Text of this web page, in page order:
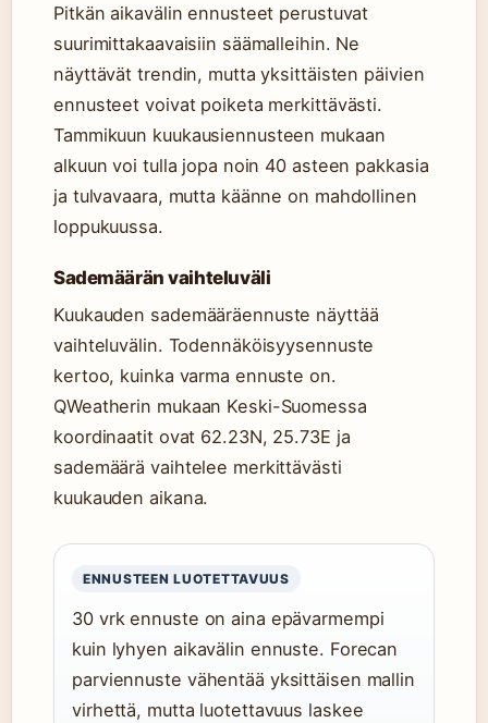
Pitkän aikavälin ennusteet perustuvat
suurimittakaavaisiin säämalleihin. Ne
näyttävät trendin, mutta yksittäisten päivien
ennusteet voivat poiketa merkittävästi.
Tammikuun kuukausiennusteen mukaan
alkuun voi tulla jopa noin 40 asteen pakkasia
ja tulvavaara, mutta käänne on mahdollinen
loppukuussa.
Sademäärän vaihteluväli
Kuukauden sademääräennuste näyttää
vaihteluvälin. Todennäköisyysennuste
kertoo, kuinka varma ennuste on.
QWeatherin mukaan Keski-Suomessa
koordinaatit ovat 62.23N, 25.73E ja
sademäärä vaihtelee merkittävästi
kuukauden aikana.
ENNUSTEEN LUOTETTAVUUS
30 vrk ennuste on aina epävarmempi
kuin lyhyen aikavälin ennuste. Forecan
parviennuste vähentää yksittäisen mallin
virhettä, mutta luotettavuus laskee